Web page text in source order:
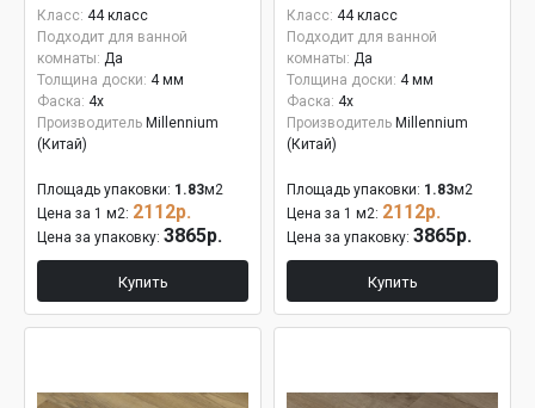
Класс: 44 класс
Подходит для ванной
комнаты: Да
Толщина доски: 4 мм
Фаска: 4x
Производитель Millennium
(Китай)
Площадь упаковки: 1.83м2
Цена за 1 м2: 2112р.
Цена за упаковку: 3865р.
Купить
Класс: 44 класс
Подходит для ванной
комнаты: Да
Толщина доски: 4 мм
Фаска: 4x
Производитель Millennium
(Китай)
Площадь упаковки: 1.83м2
Цена за 1 м2: 2112р.
Цена за упаковку: 3865р.
Купить